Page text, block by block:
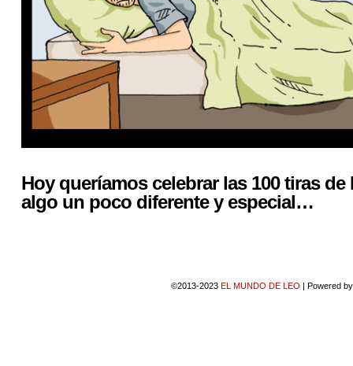
Hoy queríamos celebrar las 100 tiras
algo un poco diferente y especial…
©2013-2023 EL MUNDO DE LEO | Powered